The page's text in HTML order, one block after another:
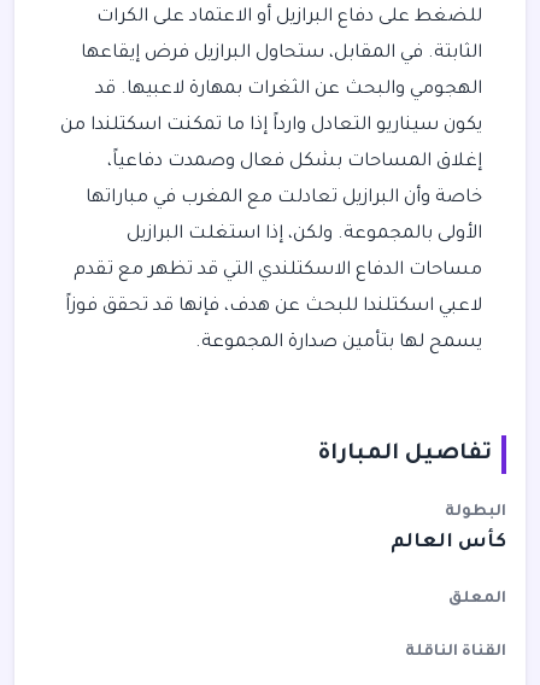
للضغط على دفاع البرازيل أو الاعتماد على الكرات
الثابتة. في المقابل، ستحاول البرازيل فرض إيقاعها
الهجومي والبحث عن الثغرات بمهارة لاعبيها. قد
يكون سيناريو التعادل وارداً إذا ما تمكنت اسكتلندا من
إغلاق المساحات بشكل فعال وصمدت دفاعياً،
خاصة وأن البرازيل تعادلت مع المغرب في مباراتها
الأولى بالمجموعة. ولكن، إذا استغلت البرازيل
مساحات الدفاع الاسكتلندي التي قد تظهر مع تقدم
لاعبي اسكتلندا للبحث عن هدف، فإنها قد تحقق فوزاً
يسمح لها بتأمين صدارة المجموعة.
تفاصيل المباراة
البطولة
كأس العالم
المعلق
القناة الناقلة